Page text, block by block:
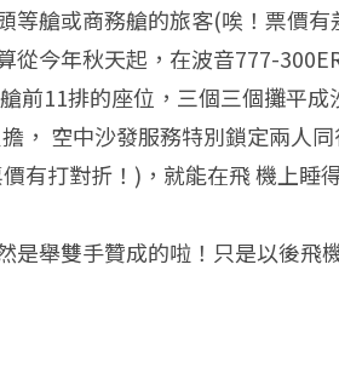
等艙或商務艙的旅客(唉！票價
從今年秋天起，在波音777-
前11排的座位，三個三個攤平
， 空中沙發服務特別鎖定兩人
有打對折！)，就能在飛 機上睡
是舉雙手贊成的啦！只是以後飛